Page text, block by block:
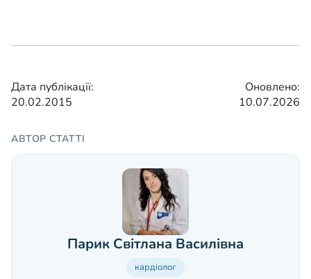
Дата публікації:
20.02.2015
Оновлено:
10.07.2026
АВТОР СТАТТІ
Парик Світлана Василівна
кардіолог